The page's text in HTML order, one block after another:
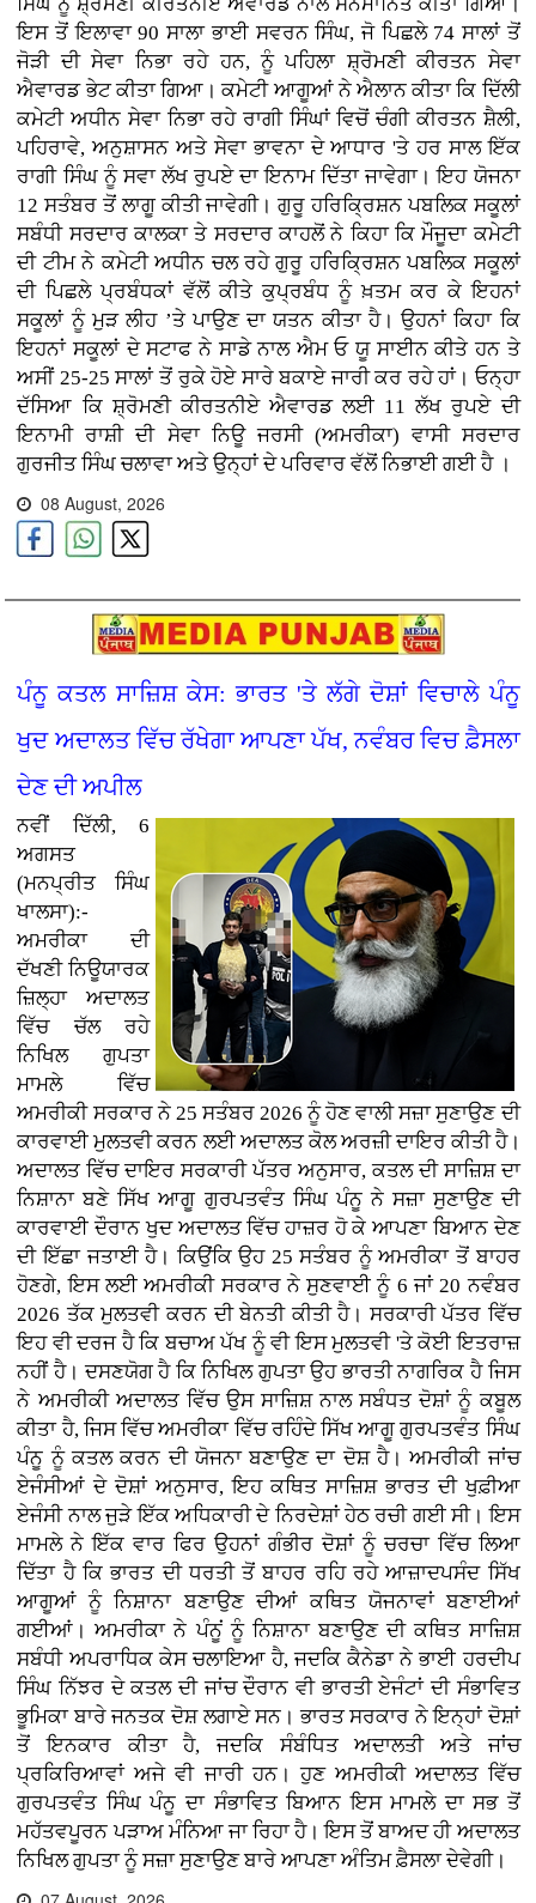
ਇਸ ਤੋਂ ਇਲਾਵਾ 90 ਸਾਲਾ ਭਾਈ ਸਵਰਨ ਸਿੰਘ, ਜੋ ਪਿਛਲੇ 74 ਸਾਲਾਂ ਤੋਂ
ਜੋੜੀ ਦੀ ਸੇਵਾ ਨਿਭਾ ਰਹੇ ਹਨ, ਨੂੰ ਪਹਿਲਾ ਸ਼੍ਰੋਮਣੀ ਕੀਰਤਨ ਸੇਵਾ
ਐਵਾਰਡ ਭੇਟ ਕੀਤਾ ਗਿਆ। ਕਮੇਟੀ ਆਗੂਆਂ ਨੇ ਐਲਾਨ ਕੀਤਾ ਕਿ ਦਿੱਲੀ
ਕਮੇਟੀ ਅਧੀਨ ਸੇਵਾ ਨਿਭਾ ਰਹੇ ਰਾਗੀ ਸਿੰਘਾਂ ਵਿਚੋਂ ਚੰਗੀ ਕੀਰਤਨ ਸ਼ੈਲੀ,
ਪਹਿਰਾਵੇ, ਅਨੁਸ਼ਾਸਨ ਅਤੇ ਸੇਵਾ ਭਾਵਨਾ ਦੇ ਆਧਾਰ 'ਤੇ ਹਰ ਸਾਲ ਇੱਕ
ਰਾਗੀ ਸਿੰਘ ਨੂੰ ਸਵਾ ਲੱਖ ਰੁਪਏ ਦਾ ਇਨਾਮ ਦਿੱਤਾ ਜਾਵੇਗਾ। ਇਹ ਯੋਜਨਾ
12 ਸਤੰਬਰ ਤੋਂ ਲਾਗੂ ਕੀਤੀ ਜਾਵੇਗੀ। ਗੁਰੂ ਹਰਿਕ੍ਰਿਸ਼ਨ ਪਬਲਿਕ ਸਕੂਲਾਂ
ਸਬੰਧੀ ਸਰਦਾਰ ਕਾਲਕਾ ਤੇ ਸਰਦਾਰ ਕਾਹਲੋਂ ਨੇ ਕਿਹਾ ਕਿ ਮੌਜੂਦਾ ਕਮੇਟੀ
ਦੀ ਟੀਮ ਨੇ ਕਮੇਟੀ ਅਧੀਨ ਚਲ ਰਹੇ ਗੁਰੂ ਹਰਿਕ੍ਰਿਸ਼ਨ ਪਬਲਿਕ ਸਕੂਲਾਂ
ਦੀ ਪਿਛਲੇ ਪ੍ਰਬੰਧਕਾਂ ਵੱਲੋਂ ਕੀਤੇ ਕੁਪ੍ਰਬੰਧ ਨੂੰ ਖ਼ਤਮ ਕਰ ਕੇ ਇਹਨਾਂ
ਸਕੂਲਾਂ ਨੂੰ ਮੁੜ ਲੀਹ ’ਤੇ ਪਾਉਣ ਦਾ ਯਤਨ ਕੀਤਾ ਹੈ। ਉਹਨਾਂ ਕਿਹਾ ਕਿ
ਇਹਨਾਂ ਸਕੂਲਾਂ ਦੇ ਸਟਾਫ ਨੇ ਸਾਡੇ ਨਾਲ ਐਮ ਓ ਯੂ ਸਾਈਨ ਕੀਤੇ ਹਨ ਤੇ
ਅਸੀਂ 25-25 ਸਾਲਾਂ ਤੋਂ ਰੁਕੇ ਹੋਏ ਸਾਰੇ ਬਕਾਏ ਜਾਰੀ ਕਰ ਰਹੇ ਹਾਂ। ਓਨ੍ਹਾ
ਦੱਸਿਆ ਕਿ ਸ਼੍ਰੋਮਣੀ ਕੀਰਤਨੀਏ ਐਵਾਰਡ ਲਈ 11 ਲੱਖ ਰੁਪਏ ਦੀ
ਇਨਾਮੀ ਰਾਸ਼ੀ ਦੀ ਸੇਵਾ ਨਿਊ ਜਰਸੀ (ਅਮਰੀਕਾ) ਵਾਸੀ ਸਰਦਾਰ
ਗੁਰਜੀਤ ਸਿੰਘ ਚਲਾਵਾ ਅਤੇ ਉਨ੍ਹਾਂ ਦੇ ਪਰਿਵਾਰ ਵੱਲੋਂ ਨਿਭਾਈ ਗਈ ਹੈ ।
08 August, 2026
ਪੰਨੂ ਕਤਲ ਸਾਜ਼ਿਸ਼ ਕੇਸ: ਭਾਰਤ 'ਤੇ ਲੱਗੇ ਦੋਸ਼ਾਂ ਵਿਚਾਲੇ ਪੰਨੂ
ਖੁਦ ਅਦਾਲਤ ਵਿੱਚ ਰੱਖੇਗਾ ਆਪਣਾ ਪੱਖ, ਨਵੰਬਰ ਵਿਚ ਫ਼ੈਸਲਾ
ਦੇਣ ਦੀ ਅਪੀਲ
ਨਵੀਂ ਦਿੱਲੀ, 6
ਅਗਸਤ
(ਮਨਪ੍ਰੀਤ ਸਿੰਘ
ਖਾਲਸਾ):-
ਅਮਰੀਕਾ ਦੀ
ਦੱਖਣੀ ਨਿਊਯਾਰਕ
ਜ਼ਿਲ੍ਹਾ ਅਦਾਲਤ
ਵਿੱਚ ਚੱਲ ਰਹੇ
ਨਿਖਿਲ ਗੁਪਤਾ
ਮਾਮਲੇ ਵਿੱਚ
ਅਮਰੀਕੀ ਸਰਕਾਰ ਨੇ 25 ਸਤੰਬਰ 2026 ਨੂੰ ਹੋਣ ਵਾਲੀ ਸਜ਼ਾ ਸੁਣਾਉਣ ਦੀ
ਕਾਰਵਾਈ ਮੁਲਤਵੀ ਕਰਨ ਲਈ ਅਦਾਲਤ ਕੋਲ ਅਰਜ਼ੀ ਦਾਇਰ ਕੀਤੀ ਹੈ।
ਅਦਾਲਤ ਵਿੱਚ ਦਾਇਰ ਸਰਕਾਰੀ ਪੱਤਰ ਅਨੁਸਾਰ, ਕਤਲ ਦੀ ਸਾਜ਼ਿਸ਼ ਦਾ
ਨਿਸ਼ਾਨਾ ਬਣੇ ਸਿੱਖ ਆਗੂ ਗੁਰਪਤਵੰਤ ਸਿੰਘ ਪੰਨੂ ਨੇ ਸਜ਼ਾ ਸੁਣਾਉਣ ਦੀ
ਕਾਰਵਾਈ ਦੌਰਾਨ ਖੁਦ ਅਦਾਲਤ ਵਿੱਚ ਹਾਜ਼ਰ ਹੋ ਕੇ ਆਪਣਾ ਬਿਆਨ ਦੇਣ
ਦੀ ਇੱਛਾ ਜਤਾਈ ਹੈ। ਕਿਉਂਕਿ ਉਹ 25 ਸਤੰਬਰ ਨੂੰ ਅਮਰੀਕਾ ਤੋਂ ਬਾਹਰ
ਹੋਣਗੇ, ਇਸ ਲਈ ਅਮਰੀਕੀ ਸਰਕਾਰ ਨੇ ਸੁਣਵਾਈ ਨੂੰ 6 ਜਾਂ 20 ਨਵੰਬਰ
2026 ਤੱਕ ਮੁਲਤਵੀ ਕਰਨ ਦੀ ਬੇਨਤੀ ਕੀਤੀ ਹੈ। ਸਰਕਾਰੀ ਪੱਤਰ ਵਿੱਚ
ਇਹ ਵੀ ਦਰਜ ਹੈ ਕਿ ਬਚਾਅ ਪੱਖ ਨੂੰ ਵੀ ਇਸ ਮੁਲਤਵੀ 'ਤੇ ਕੋਈ ਇਤਰਾਜ਼
ਨਹੀਂ ਹੈ। ਦਸਣਯੋਗ ਹੈ ਕਿ ਨਿਖਿਲ ਗੁਪਤਾ ਉਹ ਭਾਰਤੀ ਨਾਗਰਿਕ ਹੈ ਜਿਸ
ਨੇ ਅਮਰੀਕੀ ਅਦਾਲਤ ਵਿੱਚ ਉਸ ਸਾਜ਼ਿਸ਼ ਨਾਲ ਸਬੰਧਤ ਦੋਸ਼ਾਂ ਨੂੰ ਕਬੂਲ
ਕੀਤਾ ਹੈ, ਜਿਸ ਵਿੱਚ ਅਮਰੀਕਾ ਵਿੱਚ ਰਹਿੰਦੇ ਸਿੱਖ ਆਗੂ ਗੁਰਪਤਵੰਤ ਸਿੰਘ
ਪੰਨੂ ਨੂੰ ਕਤਲ ਕਰਨ ਦੀ ਯੋਜਨਾ ਬਣਾਉਣ ਦਾ ਦੋਸ਼ ਹੈ। ਅਮਰੀਕੀ ਜਾਂਚ
ਏਜੰਸੀਆਂ ਦੇ ਦੋਸ਼ਾਂ ਅਨੁਸਾਰ, ਇਹ ਕਥਿਤ ਸਾਜ਼ਿਸ਼ ਭਾਰਤ ਦੀ ਖੁਫ਼ੀਆ
ਏਜੰਸੀ ਨਾਲ ਜੁੜੇ ਇੱਕ ਅਧਿਕਾਰੀ ਦੇ ਨਿਰਦੇਸ਼ਾਂ ਹੇਠ ਰਚੀ ਗਈ ਸੀ। ਇਸ
ਮਾਮਲੇ ਨੇ ਇੱਕ ਵਾਰ ਫਿਰ ਉਹਨਾਂ ਗੰਭੀਰ ਦੋਸ਼ਾਂ ਨੂੰ ਚਰਚਾ ਵਿੱਚ ਲਿਆ
ਦਿੱਤਾ ਹੈ ਕਿ ਭਾਰਤ ਦੀ ਧਰਤੀ ਤੋਂ ਬਾਹਰ ਰਹਿ ਰਹੇ ਆਜ਼ਾਦਪਸੰਦ ਸਿੱਖ
ਆਗੂਆਂ ਨੂੰ ਨਿਸ਼ਾਨਾ ਬਣਾਉਣ ਦੀਆਂ ਕਥਿਤ ਯੋਜਨਾਵਾਂ ਬਣਾਈਆਂ
ਗਈਆਂ। ਅਮਰੀਕਾ ਨੇ ਪੰਨੂਂ ਨੂੰ ਨਿਸ਼ਾਨਾ ਬਣਾਉਣ ਦੀ ਕਥਿਤ ਸਾਜ਼ਿਸ਼
ਸਬੰਧੀ ਅਪਰਾਧਿਕ ਕੇਸ ਚਲਾਇਆ ਹੈ, ਜਦਕਿ ਕੈਨੇਡਾ ਨੇ ਭਾਈ ਹਰਦੀਪ
ਸਿੰਘ ਨਿੱਝਰ ਦੇ ਕਤਲ ਦੀ ਜਾਂਚ ਦੌਰਾਨ ਵੀ ਭਾਰਤੀ ਏਜੰਟਾਂ ਦੀ ਸੰਭਾਵਿਤ
ਭੂਮਿਕਾ ਬਾਰੇ ਜਨਤਕ ਦੋਸ਼ ਲਗਾਏ ਸਨ। ਭਾਰਤ ਸਰਕਾਰ ਨੇ ਇਨ੍ਹਾਂ ਦੋਸ਼ਾਂ
ਤੋਂ ਇਨਕਾਰ ਕੀਤਾ ਹੈ, ਜਦਕਿ ਸੰਬੰਧਿਤ ਅਦਾਲਤੀ ਅਤੇ ਜਾਂਚ
ਪ੍ਰਕਿਰਿਆਵਾਂ ਅਜੇ ਵੀ ਜਾਰੀ ਹਨ। ਹੁਣ ਅਮਰੀਕੀ ਅਦਾਲਤ ਵਿੱਚ
ਗੁਰਪਤਵੰਤ ਸਿੰਘ ਪੰਨੂ ਦਾ ਸੰਭਾਵਿਤ ਬਿਆਨ ਇਸ ਮਾਮਲੇ ਦਾ ਸਭ ਤੋਂ
ਮਹੱਤਵਪੂਰਨ ਪੜਾਅ ਮੰਨਿਆ ਜਾ ਰਿਹਾ ਹੈ। ਇਸ ਤੋਂ ਬਾਅਦ ਹੀ ਅਦਾਲਤ
ਨਿਖਿਲ ਗੁਪਤਾ ਨੂੰ ਸਜ਼ਾ ਸੁਣਾਉਣ ਬਾਰੇ ਆਪਣਾ ਅੰਤਿਮ ਫ਼ੈਸਲਾ ਦੇਵੇਗੀ।